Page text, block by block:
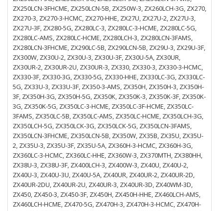
ZX250LCN-3FHCME, ZX250LCN-5B, ZX250W-3, ZX260LCH-3G, ZX270,
ZX270-3, ZX270-3-HCMC, ZX270-HHE, ZX27U, ZX27U-2, ZX27U-3,
ZX27U-3F, ZX280-5G, ZX280LC-3, ZX280LC-3-HCME, ZX280LC-5G,
ZX280LC-AMS, ZX280LC-HCME, ZX280LCH-3, ZX280LCN-3FAMS,
ZX280LCN-3FHCME, ZX290LC-5B, ZX290LCN-5B, ZX29U-3, ZX29U-3F,
ZX300W, ZX30U-2, ZX30U-3, ZX30U-3F, ZX30U-5A, ZX30UR,
ZX30UR-2, ZX30UR-2U, ZX30UR-3, ZX330, ZX330-3, ZX330-3-HCMC,
ZX330-3F, ZX330-3G, ZX330-5G, ZX330-HHE, ZX330LC-3G, ZX330LC-
5G, ZX33U-3, ZX33U-3F, ZX350-3-AMS, ZX350H, ZX350H-3, ZX350H-
3F, ZX350H-3G, ZX350H-5G, ZX350K, ZX350K-3, ZX350K-3F, ZX350K-
3G, ZX350K-5G, ZX350LC-3-HCME, ZX350LC-3F-HCME, ZX350LC-
3FAMS, ZX350LC-5B, ZX350LC-AMS, ZX350LC-HCME, ZX350LCH-3G,
ZX350LCH-5G, ZX350LCK-3G, ZX350LCK-5G, ZX350LCN-3FAMS,
ZX350LCN-3FHCME, ZX350LCN-5B, ZX350W, ZX35B, ZX35U, ZX35U-
2, ZX35U-3, ZX35U-3F, ZX35U-5A, ZX360H-3-HCMC, ZX360H-3G,
ZX360LC-3-HCMC, ZX360LC-HHE, ZX360W-3, ZX370MTH, ZX380HH,
ZX38U-3, ZX38U-3F, ZX400LCH-3, ZX400W-3, ZX40U, ZX40U-2,
ZX40U-3, ZX40U-3U, ZX40U-5A, ZX40UR, ZX40UR-2, ZX40UR-2D,
ZX40UR-2DU, ZX40UR-2U, ZX40UR-3, ZX40UR-3D, ZX40WM-3D,
ZX450, ZX450-3, ZX450-3F, ZX450H, ZX450H-HHE, ZX460LCH-AMS,
ZX460LCH-HCME, ZX470-5G, ZX470H-3, ZX470H-3-HCMC, ZX470H-